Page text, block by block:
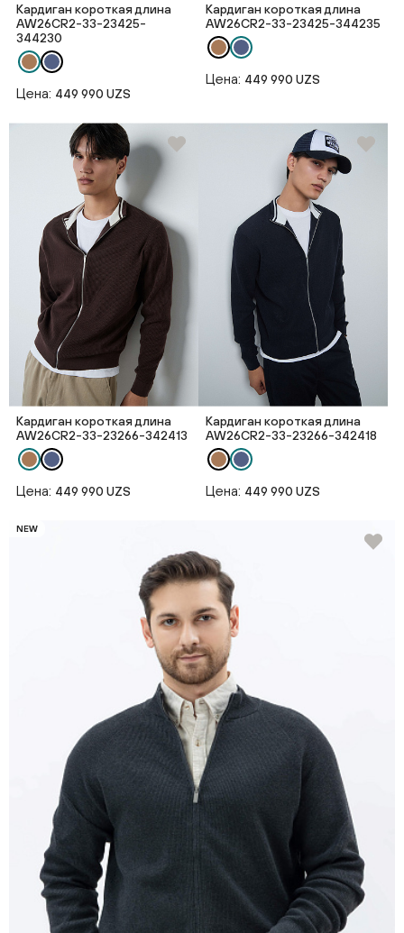
Кардиган короткая длина
AW26CR2-33-23425-
344230
Цена: 449 990 UZS
Кардиган короткая длина
AW26CR2-33-23425-344235
Цена: 449 990 UZS
Кардиган короткая длина
AW26CR2-33-23266-342413
Цена: 449 990 UZS
Кардиган короткая длина
AW26CR2-33-23266-342418
Цена: 449 990 UZS
NEW